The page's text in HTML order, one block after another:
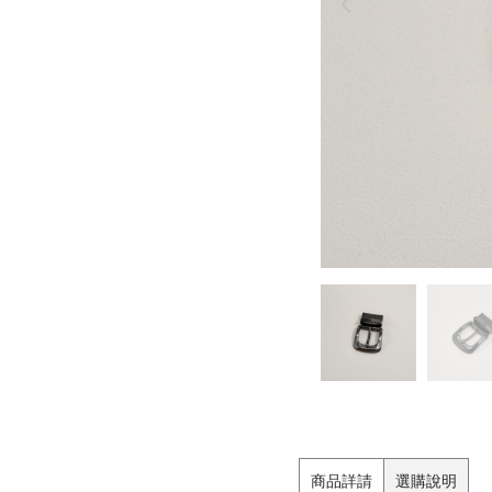
商品詳請 選購說明